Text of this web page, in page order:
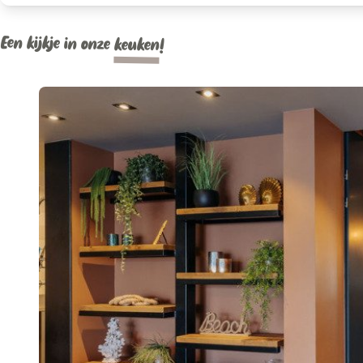
Een kijkje in onzekeuken!